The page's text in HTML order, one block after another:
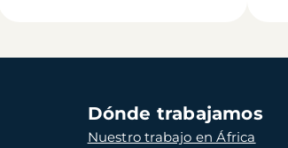
Dónde trabajamos
Nuestro trabajo en África